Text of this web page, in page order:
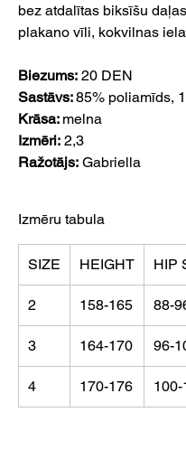
bez atdalītas biksīšu
plakano vīli, kokvilnas
Biezums: 20 DEN
Sastāvs:85% poliamīds,
Krāsa: melna
Izmēri: 2,3
Ražotājs: Gabriella
Izmēru tabula
SIZE HEIGHT HIP
2 158-165 88-
3 164-170 96-
4 170-176